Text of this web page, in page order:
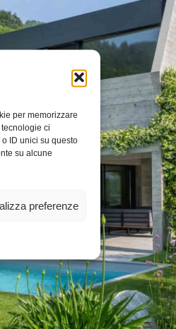
per memorizzare
ci
ID unici su questo
su alcune
preferenze